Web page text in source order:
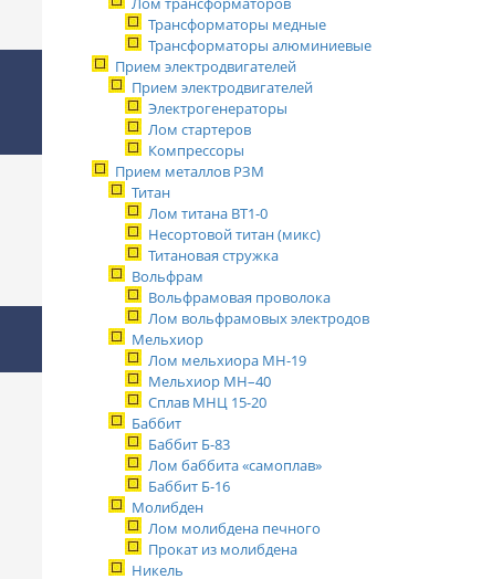
Трансформаторы медные
Трансформаторы алюминиевые
Прием электродвигателей
Прием электродвигателей
Электрогенераторы
Лом стартеров
Компрессоры
Прием металлов РЗМ
Титан
Лом титана ВТ1-0
Несортовой титан (микс)
Титановая стружка
Вольфрам
Вольфрамовая проволока
Лом вольфрамовых электродов
Мельхиор
Лом мельхиора МН-19
Мельхиор МН–40
Сплав МНЦ 15-20
Баббит
Баббит Б-83
Лом баббита «самоплав»
Баббит Б-16
Молибден
Лом молибдена печного
Прокат из молибдена
Никель